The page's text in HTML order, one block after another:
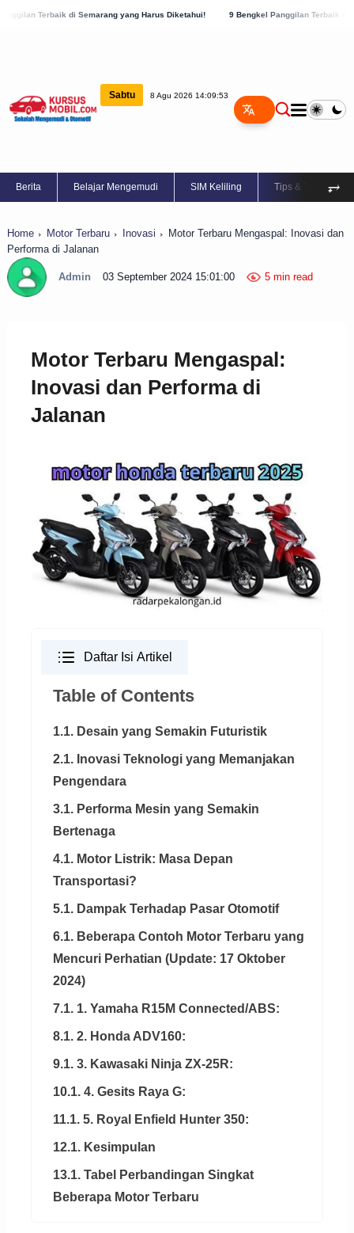
Semarang yang Harus Diketahui! 9 Bengkel Panggilan Terbaik di Kabupaten
Sabtu 8 Agu 2026 14:09:54
Berita Belajar Mengemudi SIM Keliling Tips & Trik ⥅
Home Motor Terbaru Inovasi
Motor Terbaru Mengaspal: Inovasi dan
Performa di Jalanan
Admin 03 September 2024 15:01:00 5 min read
Motor Terbaru Mengaspal:
Inovasi dan Performa di
Jalanan
Daftar Isi Artikel
Table of Contents
1.1. Desain yang Semakin Futuristik
2.1. Inovasi Teknologi yang Memanjakan
Pengendara
3.1. Performa Mesin yang Semakin
Bertenaga
4.1. Motor Listrik: Masa Depan
Transportasi?
5.1. Dampak Terhadap Pasar Otomotif
6.1. Beberapa Contoh Motor Terbaru yang
Mencuri Perhatian (Update: 17 Oktober
2024)
7.1. 1. Yamaha R15M Connected/ABS:
8.1. 2. Honda ADV160:
9.1. 3. Kawasaki Ninja ZX-25R:
10.1. 4. Gesits Raya G:
11.1. 5. Royal Enfield Hunter 350:
12.1. Kesimpulan
13.1. Tabel Perbandingan Singkat
Beberapa Motor Terbaru